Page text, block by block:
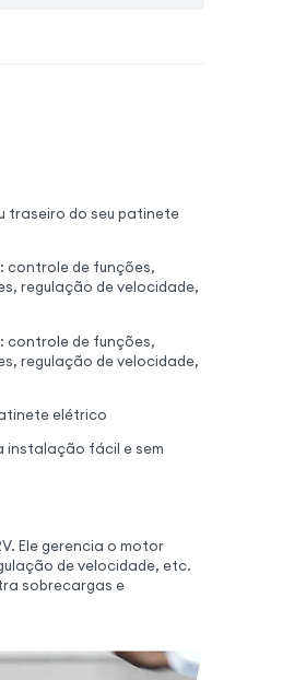
traseiro do seu patinete
controle de funções,
regulação de velocidade,
controle de funções,
regulação de velocidade,
elétrico
instalação fácil e sem
Ele gerencia o motor
de velocidade, etc.
sobrecargas e